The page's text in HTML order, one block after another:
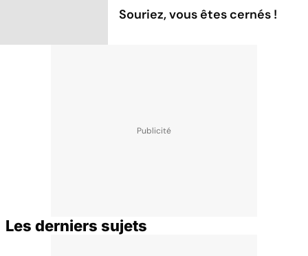
Souriez, vous êtes cernés !
Les derniers sujets